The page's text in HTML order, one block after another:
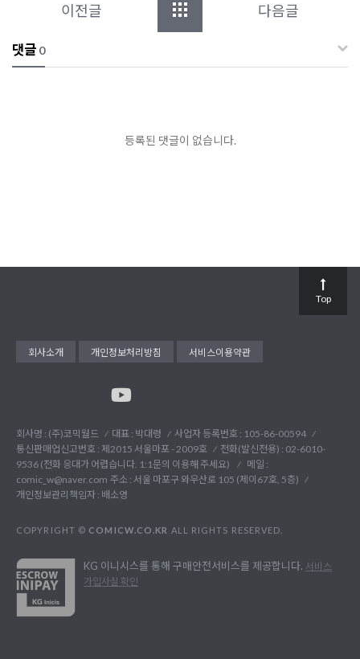
이전글 다음글
댓글 0
등록된 댓글이 없습니다.
회사소개 개인정보처리방침 서비스이용약관
회사명 : (주)코믹월드 대표 : 박대령
사업자 등록번호 : 105-86-00594
통신판매업신고번호 : 제2015 서울마포 - 2009호
전화(발신전용) : 02-6010-
9536 (전화 응대가 어렵습니다. 1:1문의 이용해 주세요)
메일 :
comic_w@naver.com 주소 : 서울 마포구 와우산로 105 (제이67호, 5층)
개인정보관리책임자 : 배소영
COPYRIGHT © COMICW.CO.KR ALL RIGHTS RESERVED.
KG 이니시스를 통해 구매안전서비스를 제공합니다. 서비스
가입사실 확인
Top